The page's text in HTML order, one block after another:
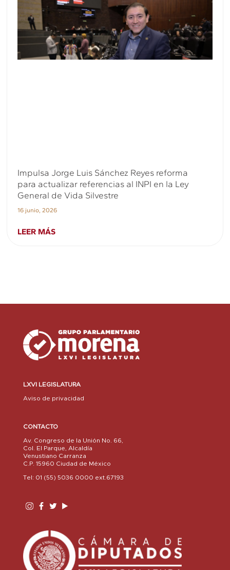
Impulsa Jorge Luis Sánchez Reyes reforma
para actualizar referencias al INPI en la Ley
General de Vida Silvestre
16 junio, 2026
LEER MÁS
LXVI LEGISLATURA
Aviso de privacidad
CONTACTO
Av. Congreso de la Unión No. 66,
Col. El Parque, Alcaldía
Venustiano Carranza
C.P. 15960 Ciudad de México
Tel: 01 (55) 5036 0000 ext.67193